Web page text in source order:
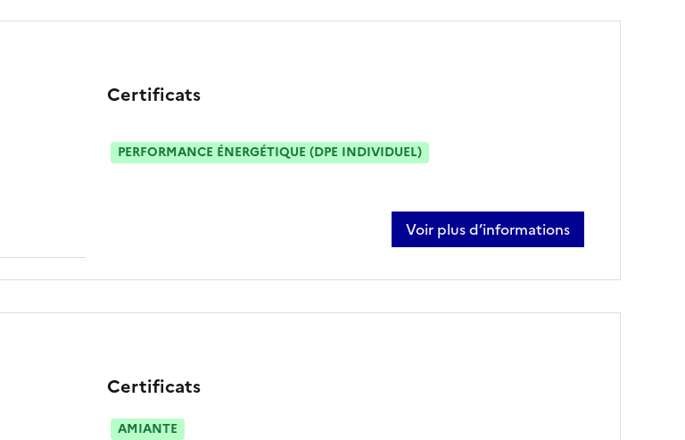
Certificats
PERFORMANCE ÉNERGÉTIQUE (DPE INDIVIDUEL)
Voir plus d’informations
sur alexandre fechant
Certificats
AMIANTE